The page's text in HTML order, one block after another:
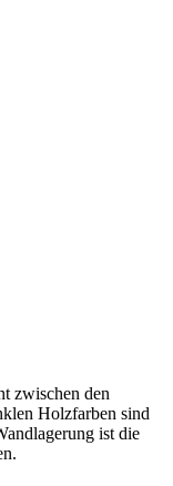
zwischen den
Holzfarben sind
ist die